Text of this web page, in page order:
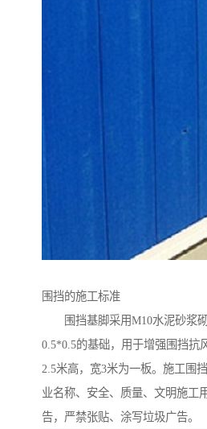
围挡的施工标准
围挡基脚采用M10水泥砂浆砌
0.5*0.5的基础，用于增强围挡抗
2.5米高，宽3米为一板。施工围
业名称、安全、质量、文明施工
告，严禁张贴、涂写垃圾广告。